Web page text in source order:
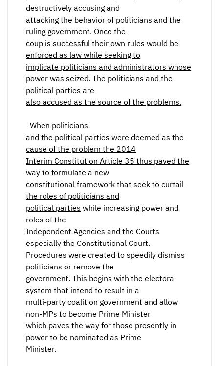
destructively accusing and
attacking the behavior of politicians and the
ruling government.Once the
coup is successful their own rules would be
enforced as law while seeking to
implicate politicians and administrators whose
power was seized. The politicians and the
political parties are
also accused as the source of the problems.
When politicians
and the political parties were deemed as the
cause of the problem the 2014
Interim Constitution Article 35 thus paved the
way to formulate a new
constitutional framework that seek to curtail
the roles of politicians and
political partieswhile increasing power and
roles of the
Independent Agencies and the Courts
especially the Constitutional Court.
Procedures were created to speedily dismiss
politicians or remove the
government. This begins with the electoral
system that intend to result in a
multi-party coalition government and allow
non-MPs to become Prime Minister
which paves the way for those presently in
power to be nominated as Prime
Minister.